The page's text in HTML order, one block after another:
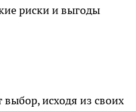
риски и выгоды
исходя из своих